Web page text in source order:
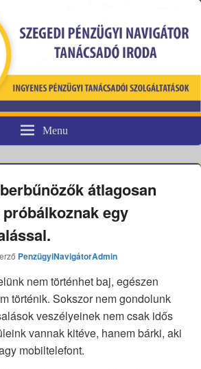
fogyasztóvédelem
Menu
átlagosan
egy
PenzügyiNavigátorAdmin
nem történhet baj, egészen
történik. Sokszor nem gondolunk
veszélyeinek nem csak idős
vannak kitéve, hanem bárki, aki
mobiltelefont.